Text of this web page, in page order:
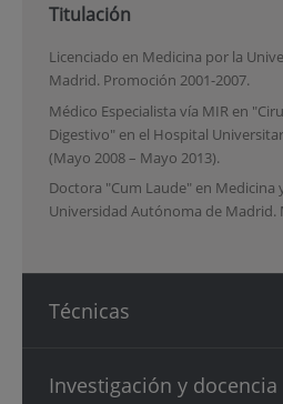
Titulación
Licenciado en Medicina por la
Madrid. Promoción 2001-2007.
Médico Especialista vía MIR en
Digestivo" en el Hospital
(Mayo 2008 – Mayo 2013).
Doctora "Cum Laude" en Medicina
Universidad Autónoma de Madrid.
Técnicas
Investigación y docencia